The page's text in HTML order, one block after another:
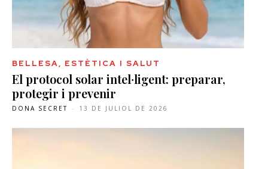
BELLESA, ESTÈTICA I SALUT
El protocol solar intel·ligent: preparar,
protegir i prevenir
DONA SECRET - 13 DE JULIOL DE 2026